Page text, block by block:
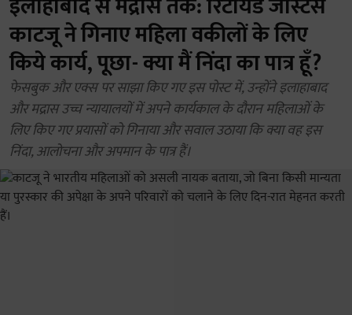
काटजू ने गिनाए महिला वकीलों के लिए
किये कार्य, पूछा- क्या मैं निंदा का पात्र हूँ?
फेसबुक और एक्स पर साझा किए गए इस पोस्ट में, उन्होंने इलाहाबाद
और मद्रास उच्च न्यायालयों में अपने कार्यकाल के दौरान महिलाओं के
लिए किए गए प्रयासों को गिनाया और सवाल उठाया कि क्या वह इस
निंदा, आलोचना और अपमान के पात्र हैं।